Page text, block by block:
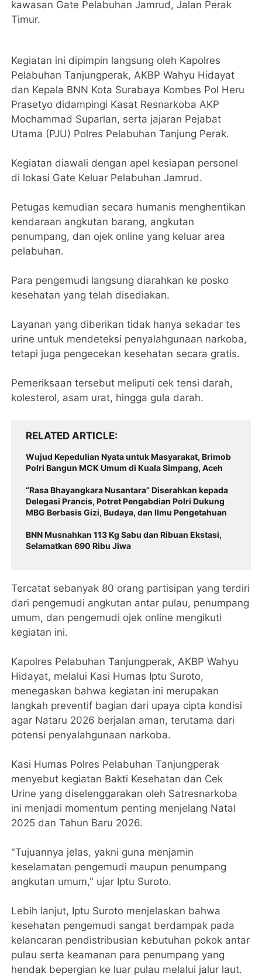
kawasan Gate Pelabuhan Jamrud, Jalan Perak
Timur.
Kegiatan ini dipimpin langsung oleh Kapolres
Pelabuhan Tanjungperak, AKBP Wahyu Hidayat
dan Kepala BNN Kota Surabaya Kombes Pol Heru
Prasetyo didampingi Kasat Resnarkoba AKP
Mochammad Suparlan, serta jajaran Pejabat
Utama (PJU) Polres Pelabuhan Tanjung Perak.
Kegiatan diawali dengan apel kesiapan personel
di lokasi Gate Keluar Pelabuhan Jamrud.
Petugas kemudian secara humanis menghentikan
kendaraan angkutan barang, angkutan
penumpang, dan ojek online yang keluar area
pelabuhan.
Para pengemudi langsung diarahkan ke posko
kesehatan yang telah disediakan.
Layanan yang diberikan tidak hanya sekadar tes
urine untuk mendeteksi penyalahgunaan narkoba,
tetapi juga pengecekan kesehatan secara gratis.
Pemeriksaan tersebut meliputi cek tensi darah,
kolesterol, asam urat, hingga gula darah.
RELATED ARTICLE
Wujud Kepedulian Nyata untuk Masyarakat, Brimob
Polri Bangun MCK Umum di Kuala Simpang, Aceh
“Rasa Bhayangkara Nusantara” Diserahkan kepada
Delegasi Prancis, Potret Pengabdian Polri Dukung
MBG Berbasis Gizi, Budaya, dan Ilmu Pengetahuan
BNN Musnahkan 113 Kg Sabu dan Ribuan Ekstasi,
Selamatkan 690 Ribu Jiwa
Tercatat sebanyak 80 orang partisipan yang terdiri
dari pengemudi angkutan antar pulau, penumpang
umum, dan pengemudi ojek online mengikuti
kegiatan ini.
Kapolres Pelabuhan Tanjungperak, AKBP Wahyu
Hidayat, melalui Kasi Humas Iptu Suroto,
menegaskan bahwa kegiatan ini merupakan
langkah preventif bagian dari upaya cipta kondisi
agar Nataru 2026 berjalan aman, terutama dari
potensi penyalahgunaan narkoba.
Kasi Humas Polres Pelabuhan Tanjungperak
menyebut kegiatan Bakti Kesehatan dan Cek
Urine yang diselenggarakan oleh Satresnarkoba
ini menjadi momentum penting menjelang Natal
2025 dan Tahun Baru 2026.
"Tujuannya jelas, yakni guna menjamin
keselamatan pengemudi maupun penumpang
angkutan umum," ujar Iptu Suroto.
Lebih lanjut, Iptu Suroto menjelaskan bahwa
kesehatan pengemudi sangat berdampak pada
kelancaran pendistribusian kebutuhan pokok antar
pulau serta keamanan para penumpang yang
hendak bepergian ke luar pulau melalui jalur laut.